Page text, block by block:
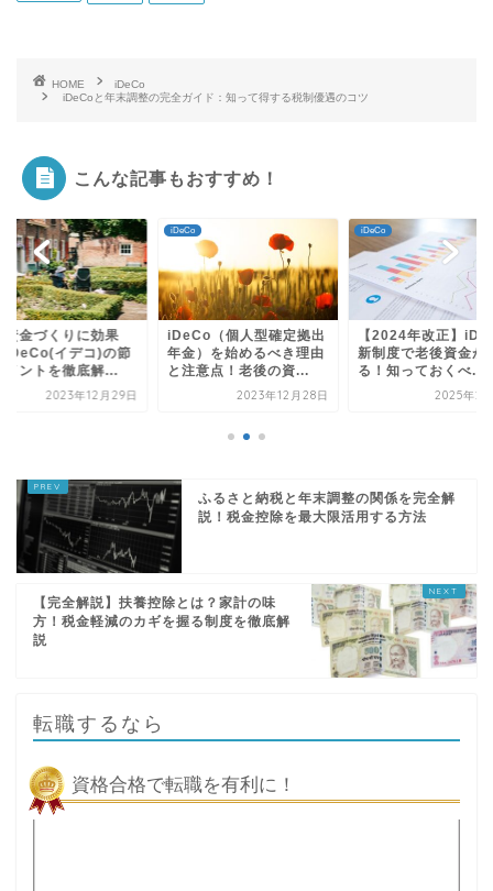
HOME
iDeCo
iDeCoと年末調整の完全ガイド：知って得する税制優遇のコツ
こんな記事もおすすめ！
iDeCo
iDeCo（個人型確定拠出
年金）を始めるべき理由
と注意点！老後の資...
2023年12月28日
【2024年改正】iDeCo
新制度で老後資金が増え
る！知っておくべ...
2025年2月19日
老後資金づ
的！iDeCo(
税ポイント
ふるさと納税と年末調整の関係を完全解
説！税金控除を最大限活用する方法
【完全解説】扶養控除とは？家計の味
方！税金軽減のカギを握る制度を徹底解
説
転職するなら
資格合格で転職を有利に！